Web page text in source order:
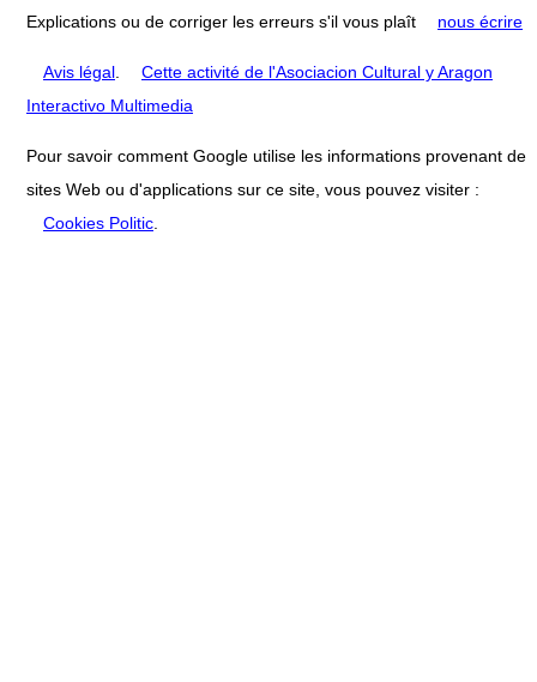
Explications ou de corriger les erreurs s'il vous plaît
nous écrire
Avis légal
Cette activité de l'Asociacion Cultural y Aragon
Interactivo Multimedia
Pour savoir comment Google utilise les informations provenant de
sites Web ou d'applications sur ce site, vous pouvez visiter :
Cookies Politic